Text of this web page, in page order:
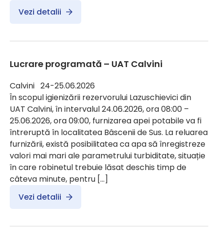
Vezi detalii
Lucrare programată – UAT Calvini
Calvini 24-25.06.2026
În scopul igienizării rezervorului Lazuschievici din
UAT Calvini, în intervalul 24.06.2026, ora 08:00 –
25.06.2026, ora 09:00, furnizarea apei potabile va fi
întreruptă în localitatea Bâscenii de Sus. La reluarea
furnizării, există posibilitatea ca apa să înregistreze
valori mai mari ale parametrului turbiditate, situație
în care robinetul trebuie lăsat deschis timp de
câteva minute, pentru […]
Vezi detalii